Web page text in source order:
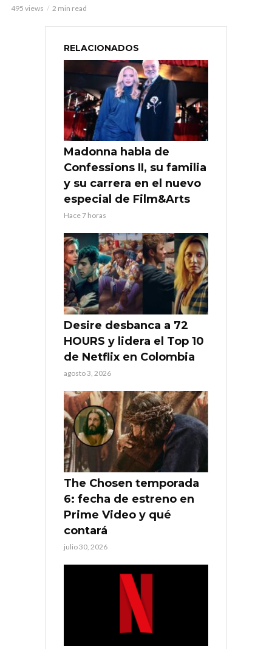
495 views 2 min read
RELACIONADOS
Madonna habla de
Confessions II, su familia
y su carrera en el nuevo
especial de Film&Arts
Hace 7 horas
Desire desbanca a 72
HOURS y lidera el Top 10
de Netflix en Colombia
agosto 3, 2026
The Chosen temporada
6: fecha de estreno en
Prime Video y qué
contará
julio 30, 2026